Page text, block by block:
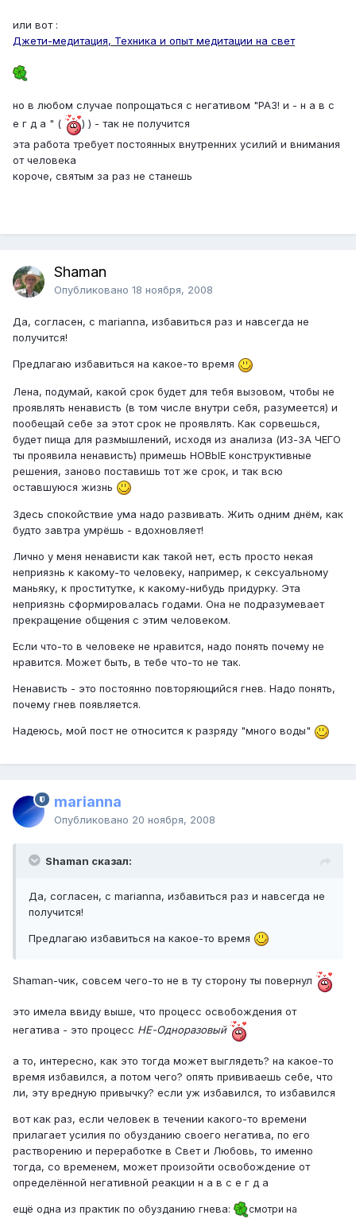
или вот :
Джети-медитация, Техника и опыт медитации на свет
но в любом случае попрощаться с негативом "РАЗ! и - н а в с
е г д а " (
) ) - так не получится
эта работа требует постоянных внутренних усилий и внимания
от человека
короче, святым за раз не станешь
Shaman
Опубликовано 18 ноября, 2008
Да, согласен, с marianna, избавиться раз и навсегда не
получится!
Предлагаю избавиться на какое-то время
Лена, подумай, какой срок будет для тебя вызовом, чтобы не
проявлять ненависть (в том числе внутри себя, разумеется) и
пообещай себе за этот срок не проявлять. Как сорвешься,
будет пища для размышлений, исходя из анализа (ИЗ-ЗА ЧЕГО
ты проявила ненависть) примешь НОВЫЕ конструктивные
решения, заново поставишь тот же срок, и так всю
оставшуюся жизнь
Здесь спокойствие ума надо развивать. Жить одним днём, как
будто завтра умрёшь - вдохновляет!
Лично у меня ненависти как такой нет, есть просто некая
неприязнь к какому-то человеку, например, к сексуальному
маньяку, к проститутке, к какому-нибудь придурку. Эта
неприязнь сформировалась годами. Она не подразумевает
прекращение общения с этим человеком.
Если что-то в человеке не нравится, надо понять почему не
нравится. Может быть, в тебе что-то не так.
Ненависть - это постоянно повторяющийся гнев. Надо понять,
почему гнев появляется.
Надеюсь, мой пост не относится к разряду "много воды"
marianna
Опубликовано 20 ноября, 2008
Shaman сказал:
Да, согласен, с marianna, избавиться раз и навсегда не
получится!
Предлагаю избавиться на какое-то время
Shaman-чик, совсем чего-то не в ту сторону ты повернул
это имела ввиду выше, что процесс освобождения от
негатива - это процесс НЕ-Одноразовый
а то, интересно, как это тогда может выглядеть? на какое-то
время избавился, а потом чего? опять прививаешь себе, что
ли, эту вредную привычку? если уж избавился, то избавился
вот как раз, если человек в течении какого-то времени
прилагает усилия по обузданию своего негатива, по его
растворению и переработке в Свет и Любовь, то именно
тогда, со временем, может произойти освобождение от
определённой негативной реакции н а в с е г д а
ещё одна из практик по обузданию гнева: смотри на